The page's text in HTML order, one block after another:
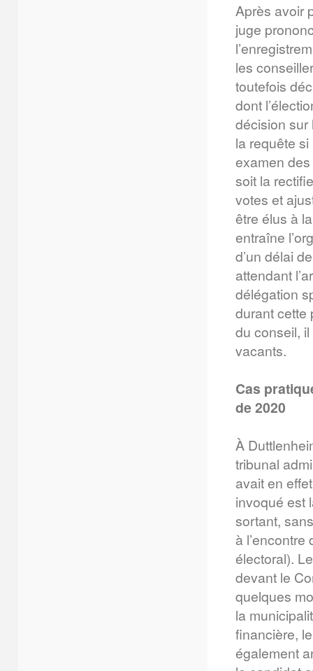
Après avoir
juge
les
toutefois
dont
décision sur
la requête
examen
soit la
votes et
être élus à
entraîne
d’un délai
attendant
délégation
durant cette
du conseil,
vacants.
Cas
de 2020
À
tribunal
avait en
invoqué est
sortant,
à
électoral).
devant le
quelques
la
financière,
également